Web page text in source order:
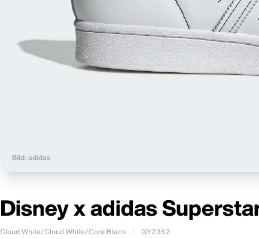
Bild: adidas
Disney x adidas
Cloud White/Cloud White/Core Black GY2352